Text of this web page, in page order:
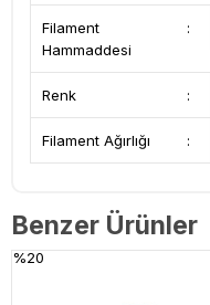
Filament
Hammaddesi
:
Renk :
Filament Ağırlığı :
Benzer Ürünler
%20